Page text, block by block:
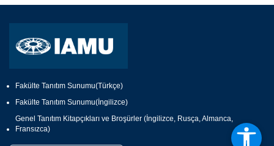
Fakülte Tanıtım Sunumu(Türkçe)
Fakülte Tanıtım Sunumu(İngilizce)
Genel Tanıtım Kitapçıkları ve Broşürler (İngilizce, Rusça, Almanca,
Fransızca)